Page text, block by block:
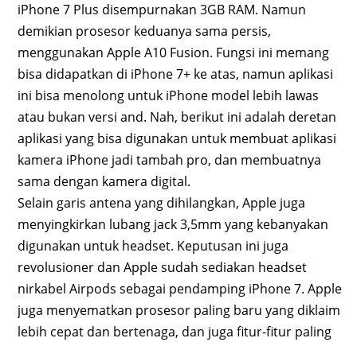
iPhone 7 Plus disempurnakan 3GB RAM. Namun
demikian prosesor keduanya sama persis,
menggunakan Apple A10 Fusion. Fungsi ini memang
bisa didapatkan di iPhone 7+ ke atas, namun aplikasi
ini bisa menolong untuk iPhone model lebih lawas
atau bukan versi and. Nah, berikut ini adalah deretan
aplikasi yang bisa digunakan untuk membuat aplikasi
kamera iPhone jadi tambah pro, dan membuatnya
sama dengan kamera digital.
Selain garis antena yang dihilangkan, Apple juga
menyingkirkan lubang jack 3,5mm yang kebanyakan
digunakan untuk headset. Keputusan ini juga
revolusioner dan Apple sudah sediakan headset
nirkabel Airpods sebagai pendamping iPhone 7. Apple
juga menyematkan prosesor paling baru yang diklaim
lebih cepat dan bertenaga, dan juga fitur-fitur paling